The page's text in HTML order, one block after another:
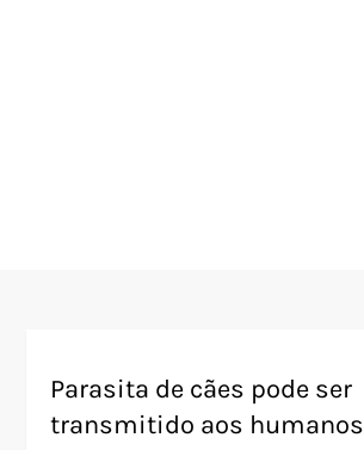
Parasita de cães pode ser
transmitido aos humanos